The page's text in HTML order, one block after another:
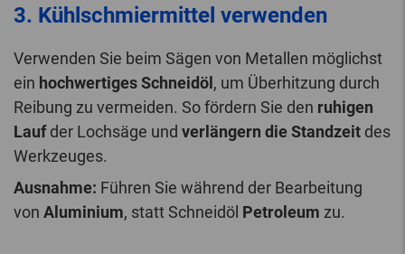
3. Kühlschmiermittel verwenden
Verwenden Sie beim Sägen von Metallen möglichst
ein hochwertiges Schneidöl , um Überhitzung durch
Reibung zu vermeiden. So fördern Sie den ruhigen
Laufder Lochsäge und verlängern die Standzeit des
Werkzeuges.
Ausnahme: Führen Sie während der Bearbeitung
von Aluminium, statt Schneidöl Petroleum zu.